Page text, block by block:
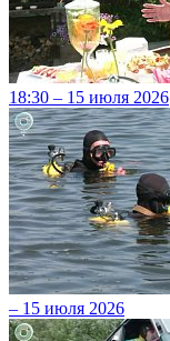
18:30 – 15 июля 2026
– 15 июля 2026